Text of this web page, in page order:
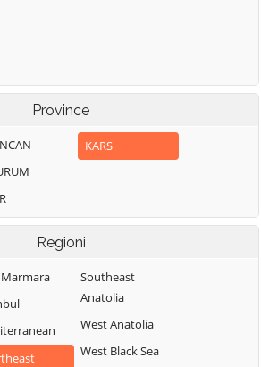
Province
KARS
Regioni
Marmara
Southeast
Anatolia
West Anatolia
West Black Sea